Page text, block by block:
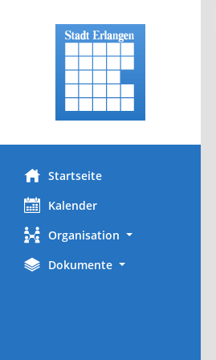
Startseite
Kalender
Organisation
Dokumente